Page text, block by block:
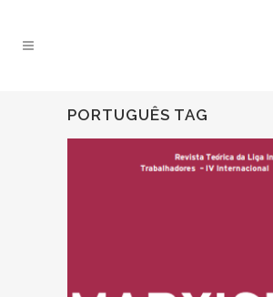
PORTUGUÊS TAG